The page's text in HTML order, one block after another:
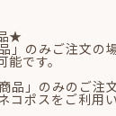
★
」のみご注文の
能です。
品」のみのご注
コポスをご利用